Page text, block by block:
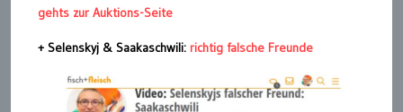
gehts zur Auktions-Seite
+ Selenskyj & Saakaschwili: richtig falsche Freunde